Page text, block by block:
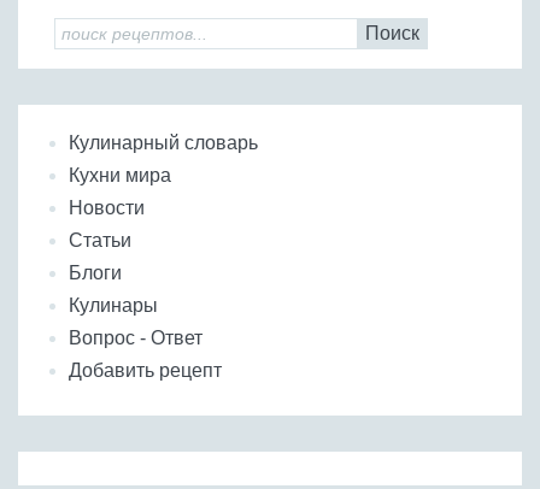
Поиск
Кулинарный словарь
Кухни мира
Новости
Статьи
Блоги
Кулинары
Вопрос - Ответ
Добавить рецепт